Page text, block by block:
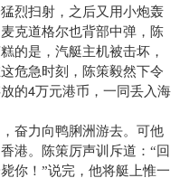
烈扫射，之后又用小炮轰
克道格尔也背部中弹，陈
的是，汽艇主机被击坏，
危急时刻，陈策毅然下令
的4万元港币，一同丢入海
奋力向鸭脷洲游去。可他
港。陈策厉声训斥道：“回
你！”说完，他将艇上惟一